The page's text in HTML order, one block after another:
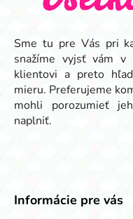
Sme tu pre Vás pri
snažíme vyjsť vám v
klientovi a preto
mieru. Preferujeme
mohli porozumieť
naplniť.
Informácie pre vás